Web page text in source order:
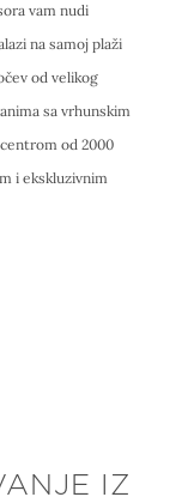
vam nudi
na samoj plaži
od velikog
sa vrhunskim
od 2000
i ekskluzivnim
IZ